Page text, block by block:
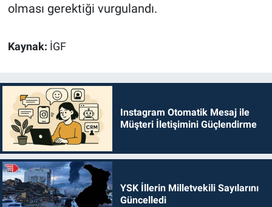
olması gerektiği vurgulandı.
Kaynak: İGF
Instagram Otomatik Mesaj ile
Müşteri İletişimini Güçlendirme
YSK İllerin Milletvekili Sayılarını
Güncelledi